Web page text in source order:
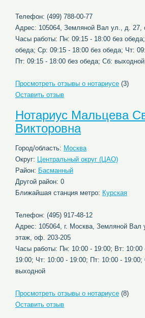
Телефон: (499) 788-00-77
Адрес: 105064, Земляной Вал ул., д. 27,
Часы работы: Пн: 09:15 - 18:00 без
обеда; Ср: 09:15 - 18:00 без обеда; Чт:
Пт: 09:15 - 18:00 без обеда; Сб:
Просмотреть отзывы о нотариусе (3)
Оставить отзыв
Нотариус Мальцева
Викторовна
Город/область: Москва
Округ: Центральный округ (ЦАО)
Район: Басманный
Другой район: 0
Ближайшая станция метро: Курская
Телефон: (495) 917-48-12
Адрес: 105064, г. Москва, Земляной Вал
этаж, оф. 203-205
Часы работы: Пн: 10:00 - 19:00; Вт: 10:00
19:00; Чт: 10:00 - 19:00; Пт: 10:00 -
выходной
Просмотреть отзывы о нотариусе (8)
Оставить отзыв